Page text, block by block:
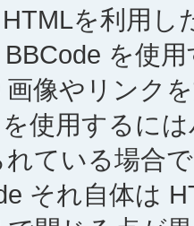
を利用
を使
画像やリンク
を使用するに
ている場合
それ自体は